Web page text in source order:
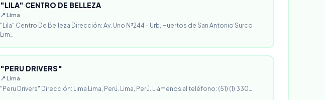
"LILA" CENTRO DE BELLEZA
📍 Lima
"Lila" Centro De Belleza Dirección: Av. Uno N³244 - Urb. Huertos de San Antonio Surco
Lim…
"PERU DRIVERS"
📍 Lima
"Peru Drivers" Dirección: Lima Lima, Perú. Lima, Perú. Llámenos al teléfono: (51) (1) 330…